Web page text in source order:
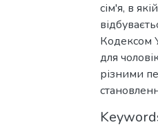
сім'я, в
Кодексом
для
різними